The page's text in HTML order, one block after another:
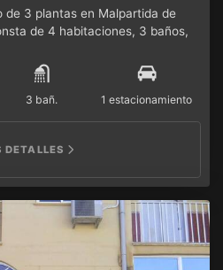
de 3 plantas en Malpartida de
de 4 habitaciones, 3 baños,
3 bañ. 1 estacionamiento
DETALLES